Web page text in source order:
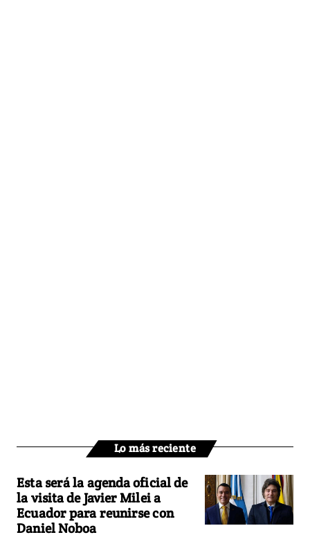
Lo más reciente
Esta será la agenda oficial de
la visita de Javier Milei a
Ecuador para reunirse con
Daniel Noboa